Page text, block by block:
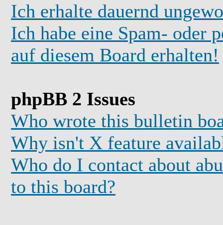
Ich erhalte dauernd
Ich habe eine Spam- oder
auf diesem Board erhalten!
phpBB 2 Issues
Who wrote this bulletin
Why isn't X feature
Who do I contact about
to this board?